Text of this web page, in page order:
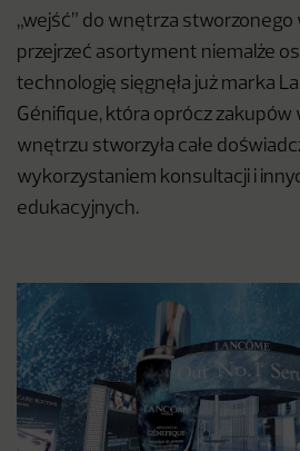
„wejść” do wnętrza stworzonego
przejrzeć asortyment niemalże
technologię sięgnęła już marka
Génifique, która oprócz zakupów
wnętrzu stworzyła całe
wykorzystaniem konsultacji i
edukacyjnych.